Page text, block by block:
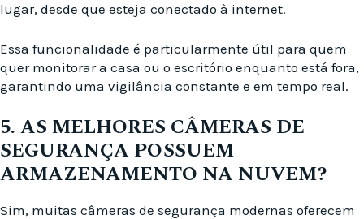
lugar, desde que esteja conectado à internet.
Essa funcionalidade é particularmente útil para quem
quer monitorar a casa ou o escritório enquanto está fora,
garantindo uma vigilância constante e em tempo real.
5. AS MELHORES CÂMERAS DE
SEGURANÇA POSSUEM
ARMAZENAMENTO NA NUVEM?
Sim, muitas câmeras de segurança modernas oferecem